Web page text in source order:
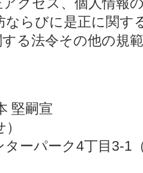
ならびに是正に関す
る法令その他の規
堅嗣宣
ターパーク4丁目3-1